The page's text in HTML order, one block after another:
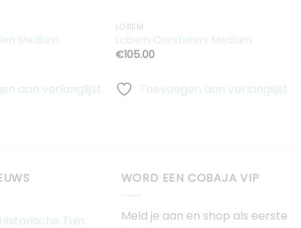
Medium
aan verlanglijst
LOBEM
Lobem Oorstekers Medium
€105.00
Toevoegen aan verlanglijst
Tuin
WORD EEN COBAJA VIP
Meld je aan en shop als eerste